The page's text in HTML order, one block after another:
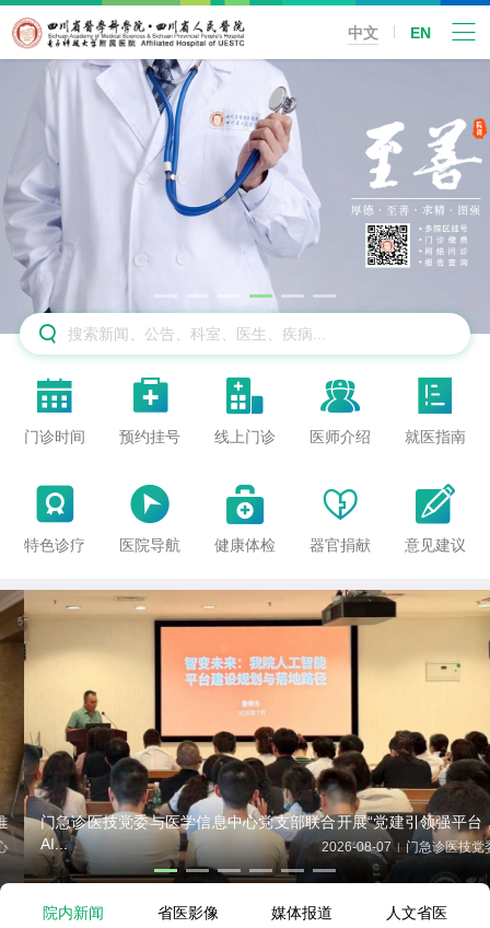
中文 EN


门诊时间

预约挂号

线上门诊

医师介绍

就医指南

特色诊疗

医院导航

健康体检

器官捐献

意见建议
门急诊医技党委与医学信息中心党支部联合开展“党建引领强平台，
AI...
2026-08-07 | 门急诊医技党委
院内新闻 省医影像 媒体报道 人文省医